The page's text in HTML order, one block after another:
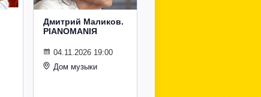
Дмитрий Маликов.
PIANOMANIЯ
04.11.2026 19:00
Дом музыки